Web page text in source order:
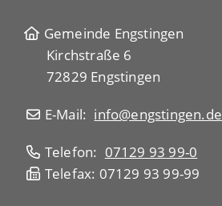
Gemeinde Engstingen
Kirchstraße 6
72829 Engstingen
E-Mail: info@engstingen.de
Telefon: 07129 93 99-0
Telefax: 07129 93 99-99